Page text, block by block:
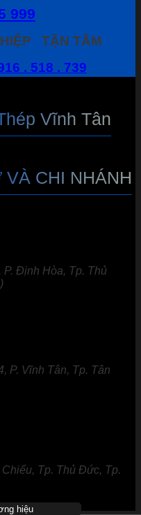
999
TẬN TÂM
. 518 . 739
Vĩnh Tân
VÀ CHI NHÁNH
P. Định Hòa, Tp. Thủ
P. Vĩnh Tân, Tp. Tân
Tp. Thủ Đức, Tp.
hiệu